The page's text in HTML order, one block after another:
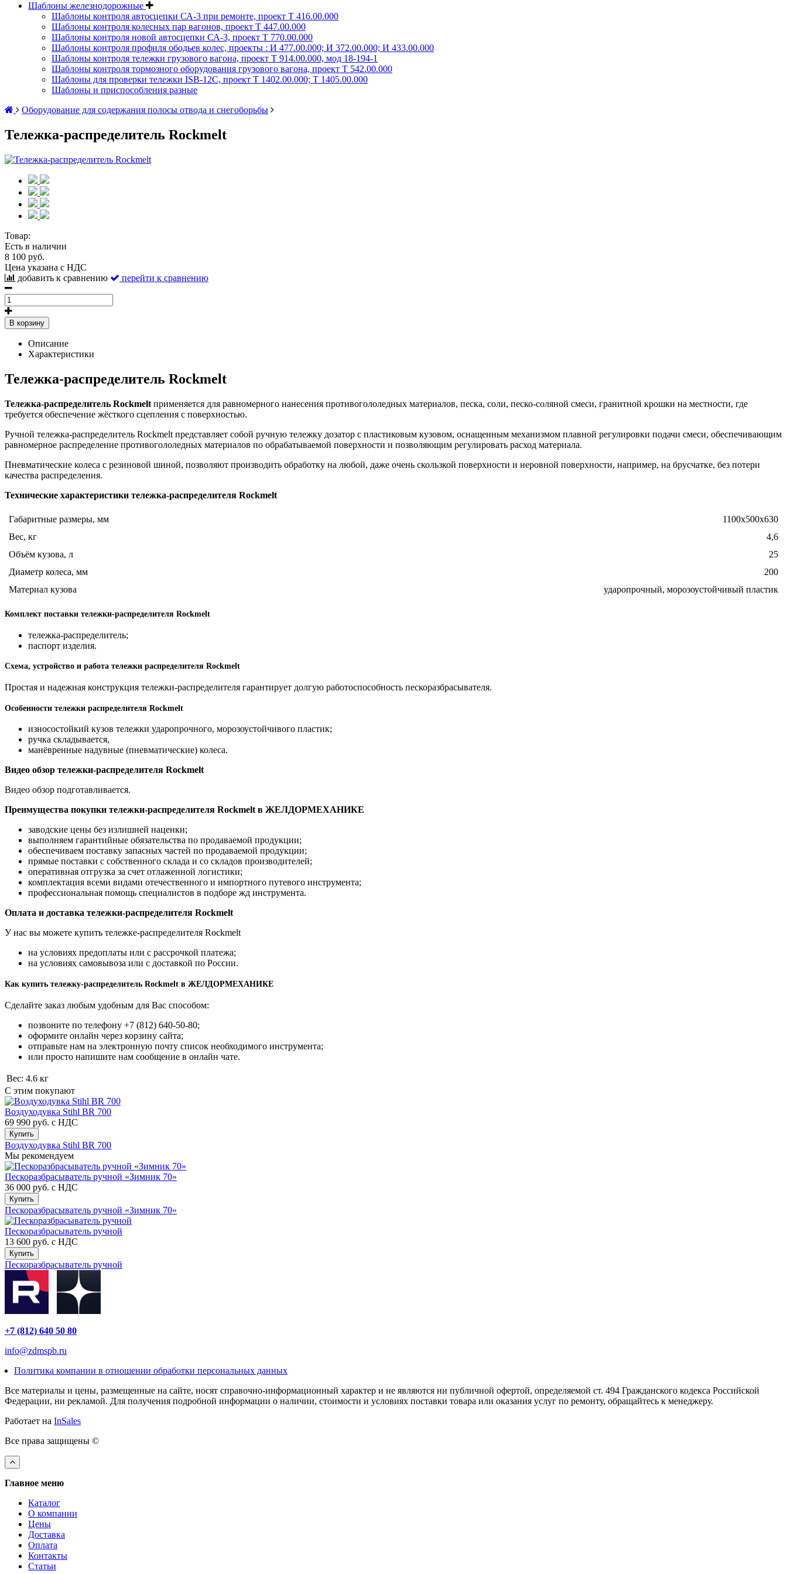
Шаблоны железнодорожные
Шаблоны контроля автосцепки СА-3 при ремонте, проект Т 416.00.000
Шаблоны контроля колесных пар вагонов, проект Т 447.00.000
Шаблоны контроля новой автосцепки СА-3, проект Т 770.00.000
Шаблоны контроля профиля ободьев колес, проекты : И 477.00.000; И 372.00.000; И 433.00.000
Шаблоны контроля тележки грузового вагона, проект Т 914.00.000, мод 18-194-1
Шаблоны контроля тормозного оборудования грузового вагона, проект Т 542.00.000
Шаблоны для проверки тележки ISB-12C, проект Т 1402.00.000; Т 1405.00.000
Шаблоны и приспособления разные
Оборудование для содержания полосы отвода и снегоборьбы
Тележка-распределитель Rockmelt
Товар:
Есть в наличии
8 100 руб.
Цена указана с НДС
добавить к сравнению
перейти к сравнению
В корзину
Описание
Характеристики
Тележка-распределитель Rockmelt
Тележка-распределитель Rockmelt применяется для равномерного нанесения противогололедных материалов, песка, соли, песко-соляной смеси, гранитной крошки на местности, где
требуется обеспечение жёсткого сцепления с поверхностью.
Ручной тележка-распределитель Rockmelt представляет собой ручную тележку дозатор с пластиковым кузовом, оснащенным механизмом плавной регулировки подачи смеси, обеспечивающим
равномерное распределение противогололедных материалов по обрабатываемой поверхности и позволяющим регулировать расход материала.
Пневматические колеса с резиновой шиной, позволяют производить обработку на любой, даже очень скользкой поверхности и неровной поверхности, например, на брусчатке, без потери
качества распределения.
Технические характеристики тележка-распределителя Rockmelt
Габаритные размеры, мм
1100х500х630
Вес, кг
4,6
Объём кузова, л
25
Диаметр колеса, мм
200
Материал кузова
ударопрочный, морозоустойчивый пластик
Комплект поставки тележки-распределителя Rockmelt
тележка-распределитель;
паспорт изделия.
Схема, устройство и работа тележки распределителя Rockmelt
Простая и надежная конструкция тележки-распределителя гарантирует долгую работоспособность пескоразбрасывателя.
Особенности тележки распределителя Rockmelt
износостойкий кузов тележки ударопрочного, морозоустойчивого пластик;
ручка складывается,
манёвренные надувные (пневматические) колеса.
Видео обзор тележки-распределителя Rockmelt
Видео обзор подготавливается.
Преимущества покупки тележки-распределителя Rockmelt в ЖЕЛДОРМЕХАНИКЕ
заводские цены без излишней наценки;
выполняем гарантийные обязательства по продаваемой продукции;
обеспечиваем поставку запасных частей по продаваемой продукции;
прямые поставки с собственного склада и со складов производителей;
оперативная отгрузка за счет отлаженной логистики;
комплектация всеми видами отечественного и импортного путевого инструмента;
профессиональная помощь специалистов в подборе жд инструмента.
Оплата и доставка тележки-распределителя Rockmelt
У нас вы можете купить тележкe-распределителя Rockmelt
на условиях предоплаты или с рассрочкой платежа;
на условиях самовывоза или с доставкой по России.
Как купить тележку-распределитель Rockmelt в ЖЕЛДОРМЕХАНИКЕ
Сделайте заказ любым удобным для Вас способом:
позвоните по телефону +7 (812) 640-50-80;
оформите онлайн через корзину сайта;
отправьте нам на электронную почту список необходимого инструмента;
или просто напишите нам сообщение в онлайн чате.
Вес: 4.6 кг
С этим покупают
Воздуходувка Stihl BR 700
69 990 руб. с НДС
Купить
Воздуходувка Stihl BR 700
Мы рекомендуем
Пескоразбрасыватель ручной «Зимник 70»
36 000 руб. с НДС
Купить
Пескоразбрасыватель ручной «Зимник 70»
Пескоразбрасыватель ручной
13 600 руб. с НДС
Купить
Пескоразбрасыватель ручной
+7 (812) 640 50 80
info@zdmspb.ru
Политика компании в отношении обработки персональных данных
Все материалы и цены, размещенные на сайте, носят справочно-информационный характер и не являются ни публичной офертой, определяемой ст. 494 Гражданского кодекса Российской
Федерации, ни рекламой. Для получения подробной информации о наличии, стоимости и условиях поставки товара или оказания услуг по ремонту, обращайтесь к менеджеру.
Работает на InSales
Все права защищены ©
Главное меню
Каталог
О компании
Цены
Доставка
Оплата
Контакты
Статьи